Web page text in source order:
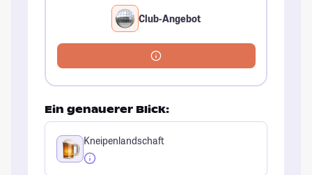
Club-Angebot
Ein genauerer Blick:
Kneipenlandschaft